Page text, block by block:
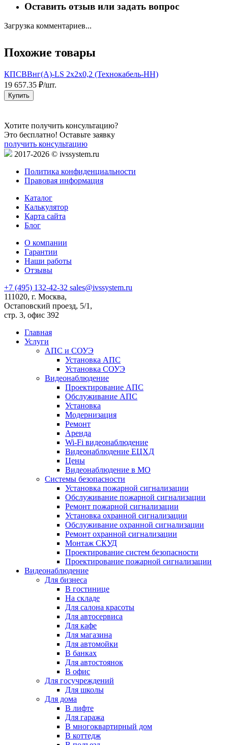
Оставить отзыв или задать вопрос
Загрузка комментариев...
Похожие товары
КПСВВнг(А)-LS 2х2х0,2 (Технокабель-НН)
19 657.35 ₽/шт.
Купить
Хотите получить консультацию?
Это бесплатно! Оставьте заявку
получить консультацию
2017-2026 © ivssystem.ru
Политика конфиденциальности
Правовая информация
Каталог
Калькулятор
Карта сайта
Блог
О компании
Гарантии
Наши работы
Отзывы
+7 (495) 132-42-32 sales@ivssystem.ru
111020, г. Москва,
Остаповский проезд, 5/1,
стр. 3, офис 392
Главная
Услуги
АПС и СОУЭ
Установка АПС
Установка СОУЭ
Видеонаблюдение
Проектирование АПС
Обслуживание АПС
Установка
Модернизация
Ремонт
Аренда
Wi-Fi видеонаблюдение
Видеонаблюдение ЕЦХД
Цены
Видеонаблюдение в МО
Системы безопасности
Установка пожарной сигнализации
Обслуживание пожарной сигнализации
Ремонт пожарной сигнализации
Установка охранной сигнализации
Обслуживание охранной сигнализации
Ремонт охранной сигнализации
Монтаж СКУД
Проектирование систем безопасности
Проектирование пожарной сигнализации
Видеонаблюдение
Для бизнеса
В гостинице
На складе
Для салона красоты
Для автосервиса
Для кафе
Для магазина
Для автомойки
В банках
Для автостоянок
В офис
Для госучреждений
Для школы
Для дома
В лифте
Для гаража
В многоквартирный дом
В коттедж